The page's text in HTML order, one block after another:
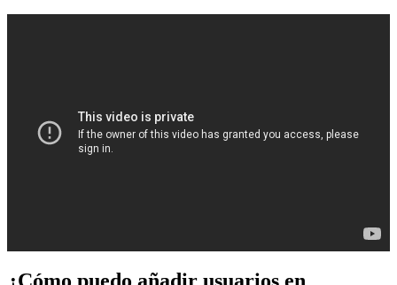
¿Cómo puedo añadir usuarios en